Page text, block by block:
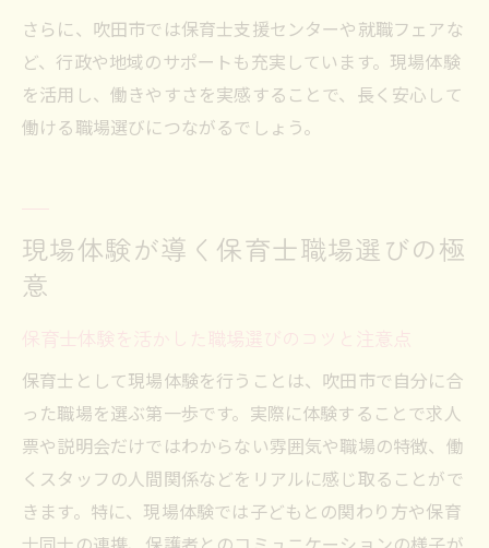
さらに、吹田市では保育士支援センターや就職フェアな
ど、行政や地域のサポートも充実しています。現場体験
を活用し、働きやすさを実感することで、長く安心して
働ける職場選びにつながるでしょう。
現場体験が導く保育士職場選びの極
意
保育士体験を活かした職場選びのコツと注意点
保育士として現場体験を行うことは、吹田市で自分に合
った職場を選ぶ第一歩です。実際に体験することで求人
票や説明会だけではわからない雰囲気や職場の特徴、働
くスタッフの人間関係などをリアルに感じ取ることがで
きます。特に、現場体験では子どもとの関わり方や保育